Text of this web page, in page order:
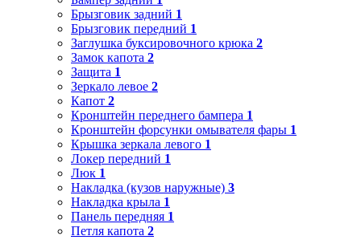
Брызговик задний 1
Брызговик передний 1
Заглушка буксировочного крюка 2
Замок капота 2
Защита 1
Зеркало левое 2
Капот 2
Кронштейн переднего бампера 1
Кронштейн форсунки омывателя фары 1
Крышка зеркала левого 1
Локер передний 1
Люк 1
Накладка (кузов наружные) 3
Накладка крыла 1
Панель передняя 1
Петля капота 2